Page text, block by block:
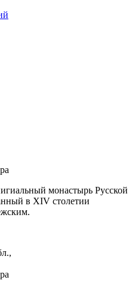
монастырь Русской
в XIV столетии